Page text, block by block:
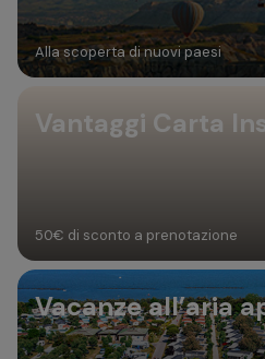
Alla scoperta di nuovi paesi
Vantaggi Carta
50€ di sconto a prenotazione
Vacanze all’aria